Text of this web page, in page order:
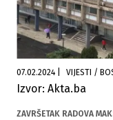
07.02.2024
Izvor: Akta.ba
ZAVRŠETAK RADOVA